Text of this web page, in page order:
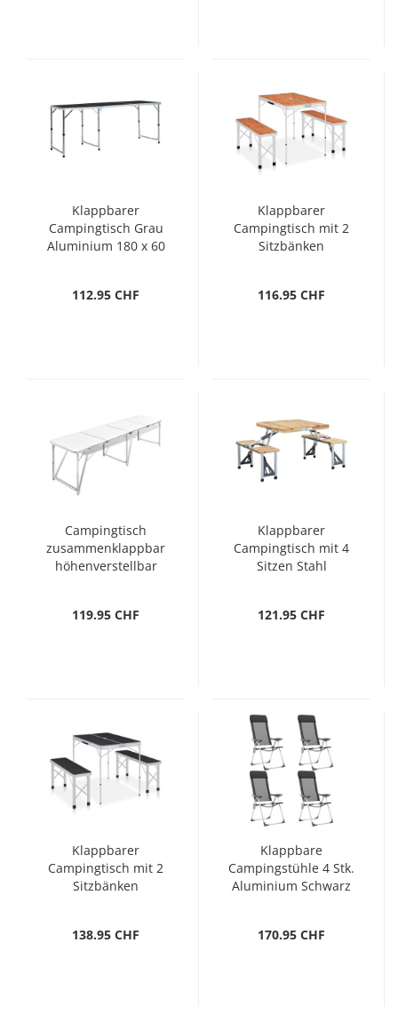
Klappbarer
Campingtisch Grau
Aluminium 180 x 60
112.95 CHF
Klappbarer
Campingtisch mit 2
Sitzbänken
116.95 CHF
Campingtisch
zusammenklappbar
höhenverstellbar
119.95 CHF
Klappbarer
Campingtisch mit 4
Sitzen Stahl
121.95 CHF
Klappbarer
Campingtisch mit 2
Sitzbänken
138.95 CHF
Klappbare
Campingstühle 4 Stk.
Aluminium Schwarz
170.95 CHF